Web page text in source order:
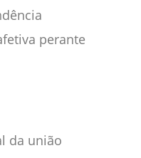
perante
da união